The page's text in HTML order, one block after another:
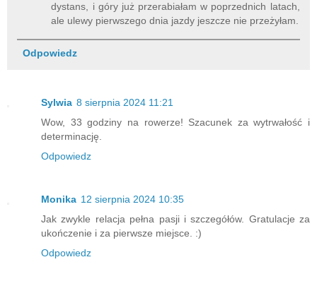
dystans, i góry już przerabiałam w poprzednich latach,
ale ulewy pierwszego dnia jazdy jeszcze nie przeżyłam.
Odpowiedz
Sylwia 8 sierpnia 2024 11:21
Wow, 33 godziny na rowerze! Szacunek za wytrwałość i
determinację.
Odpowiedz
Monika 12 sierpnia 2024 10:35
Jak zwykle relacja pełna pasji i szczegółów. Gratulacje za
ukończenie i za pierwsze miejsce. :)
Odpowiedz